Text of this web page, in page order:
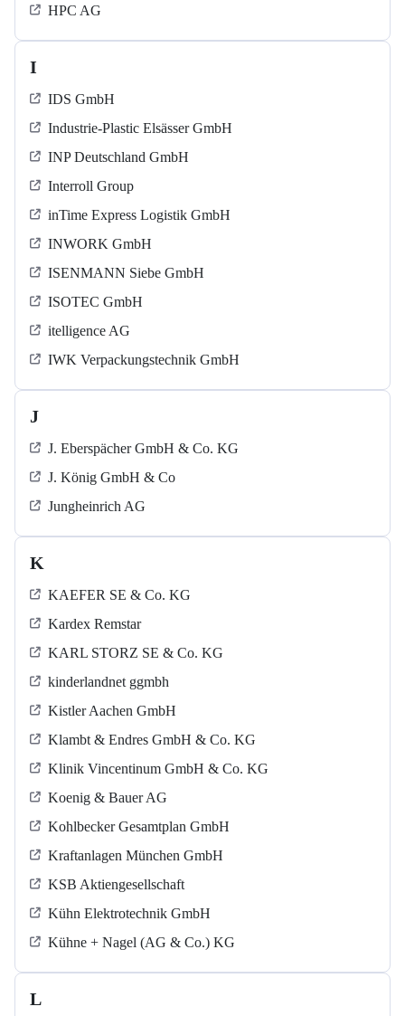
HPC AG
I
IDS GmbH
Industrie-Plastic Elsässer GmbH
INP Deutschland GmbH
Interroll Group
inTime Express Logistik GmbH
INWORK GmbH
ISENMANN Siebe GmbH
ISOTEC GmbH
itelligence AG
IWK Verpackungstechnik GmbH
J
J. Eberspächer GmbH & Co. KG
J. König GmbH & Co
Jungheinrich AG
K
KAEFER SE & Co. KG
Kardex Remstar
KARL STORZ SE & Co. KG
kinderlandnet ggmbh
Kistler Aachen GmbH
Klambt & Endres GmbH & Co. KG
Klinik Vincentinum GmbH & Co. KG
Koenig & Bauer AG
Kohlbecker Gesamtplan GmbH
Kraftanlagen München GmbH
KSB Aktiengesellschaft
Kühn Elektrotechnik GmbH
Kühne + Nagel (AG & Co.) KG
L